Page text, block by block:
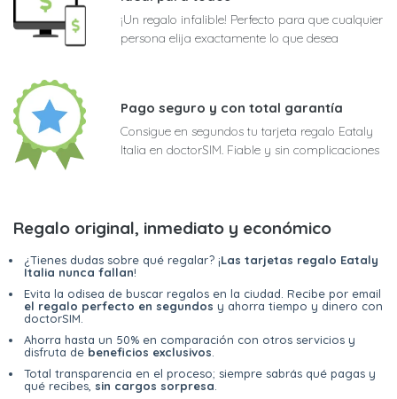
¡Un regalo infalible! Perfecto para que cualquier
persona elija exactamente lo que desea
Pago seguro y con total garantía
Consigue en segundos tu tarjeta regalo Eataly
Italia en doctorSIM. Fiable y sin complicaciones
Regalo original, inmediato y económico
¿Tienes dudas sobre qué regalar? ¡Las tarjetas regalo Eataly
Italia nunca fallan!
Evita la odisea de buscar regalos en la ciudad. Recibe por email
el regalo perfecto en segundos y ahorra tiempo y dinero con
doctorSIM.
Ahorra hasta un 50% en comparación con otros servicios y
disfruta de beneficios exclusivos
Total transparencia en el proceso; siempre sabrás qué pagas y
qué recibes, sin cargos sorpresa